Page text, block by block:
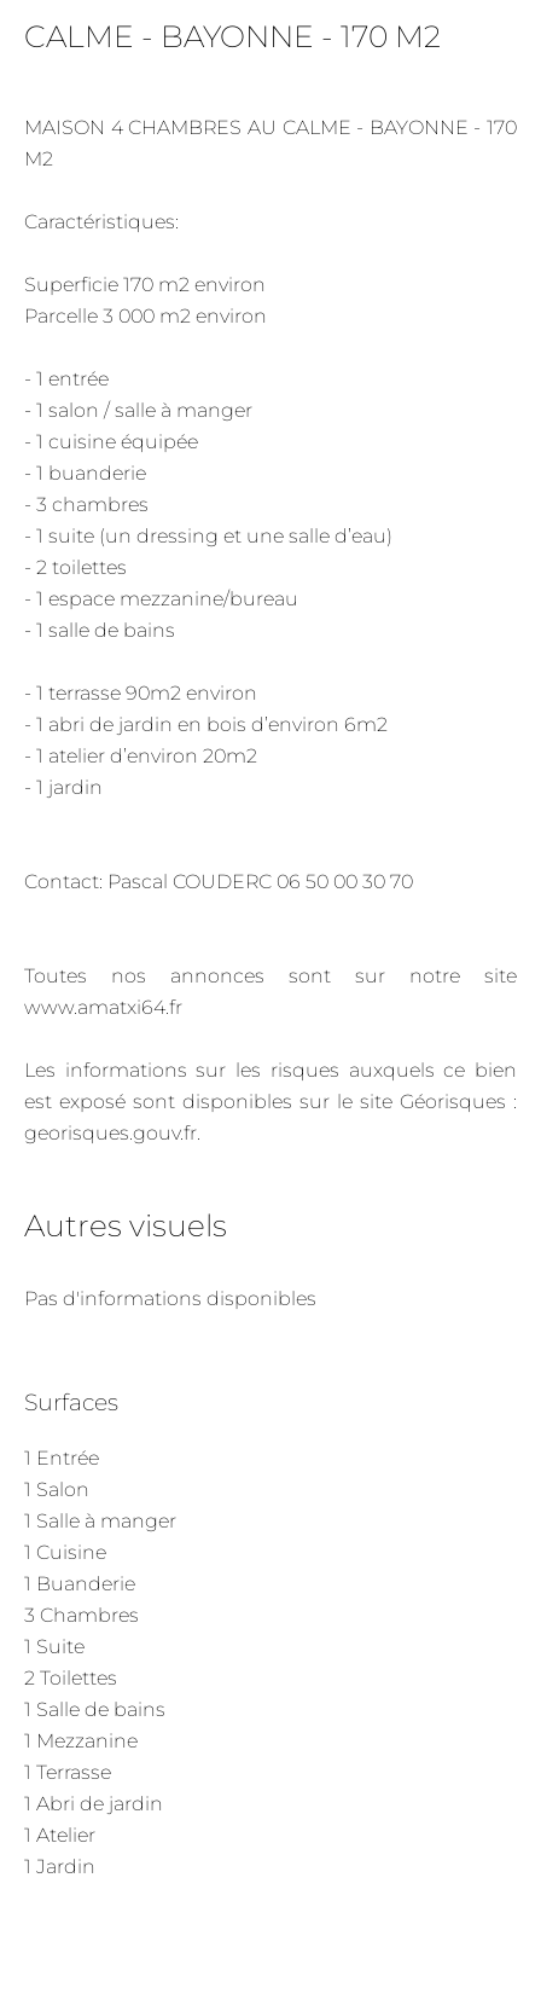
CALME - BAYONNE - 170 M2
MAISON 4 CHAMBRES AU CALME - BAYONNE - 170
M2
Caractéristiques:
Superficie 170 m2 environ
Parcelle 3 000 m2 environ
- 1 entrée
- 1 salon / salle à manger
- 1 cuisine équipée
- 1 buanderie
- 3 chambres
- 1 suite (un dressing et une salle d’eau)
- 2 toilettes
- 1 espace mezzanine/bureau
- 1 salle de bains
- 1 terrasse 90m2 environ
- 1 abri de jardin en bois d’environ 6m2
- 1 atelier d’environ 20m2
- 1 jardin
Contact: Pascal COUDERC 06 50 00 30 70
Toutes nos annonces sont sur notre site
www.amatxi64.fr
Les informations sur les risques auxquels ce bien
est exposé sont disponibles sur le site Géorisques :
georisques.gouv.fr.
Autres visuels
Pas d'informations disponibles
Surfaces
1 Entrée
1 Salon
1 Salle à manger
1 Cuisine
1 Buanderie
3 Chambres
1 Suite
2 Toilettes
1 Salle de bains
1 Mezzanine
1 Terrasse
1 Abri de jardin
1 Atelier
1 Jardin